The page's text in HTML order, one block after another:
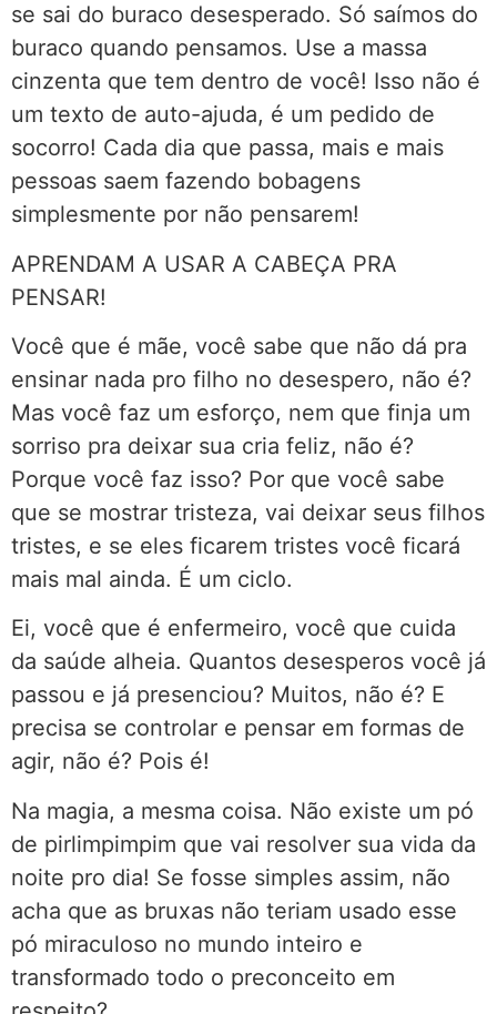
se sai do buraco desesperado. Só saímos do
buraco quando pensamos. Use a massa
cinzenta que tem dentro de você! Isso não é
um texto de auto-ajuda, é um pedido de
socorro! Cada dia que passa, mais e mais
pessoas saem fazendo bobagens
simplesmente por não pensarem!
APRENDAM A USAR A CABEÇA PRA
PENSAR!
Você que é mãe, você sabe que não dá pra
ensinar nada pro filho no desespero, não é?
Mas você faz um esforço, nem que finja um
sorriso pra deixar sua cria feliz, não é?
Porque você faz isso? Por que você sabe
que se mostrar tristeza, vai deixar seus filhos
tristes, e se eles ficarem tristes você ficará
mais mal ainda. É um ciclo.
Ei, você que é enfermeiro, você que cuida
da saúde alheia. Quantos desesperos você já
passou e já presenciou? Muitos, não é? E
precisa se controlar e pensar em formas de
agir, não é? Pois é!
Na magia, a mesma coisa. Não existe um pó
de pirlimpimpim que vai resolver sua vida da
noite pro dia! Se fosse simples assim, não
acha que as bruxas não teriam usado esse
pó miraculoso no mundo inteiro e
transformado todo o preconceito em